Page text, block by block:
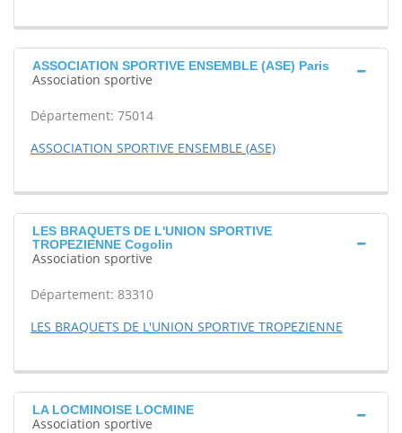
ASSOCIATION SPORTIVE ENSEMBLE (ASE) Paris
Association sportive
Département: 75014
ASSOCIATION SPORTIVE ENSEMBLE (ASE)
LES BRAQUETS DE L'UNION SPORTIVE
TROPEZIENNE Cogolin
Association sportive
Département: 83310
LES BRAQUETS DE L'UNION SPORTIVE TROPEZIENNE
LA LOCMINOISE LOCMINE
Association sportive